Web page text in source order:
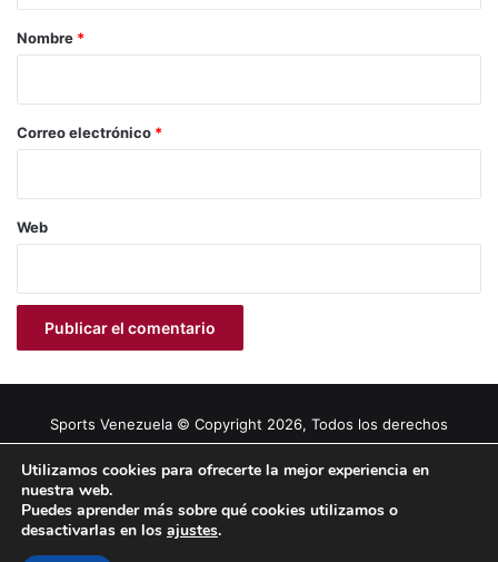
r
*
Nombre *
Correo electrónico *
Web
Sports Venezuela © Copyright 2026, Todos los derechos
Facebook
X YouTubeInstagram
Utilizamos cookies para ofrecerte la mejor experiencia en
nuestra web.
Puedes aprender más sobre qué cookies utilizamos o
desactivarlas en los ajustes.